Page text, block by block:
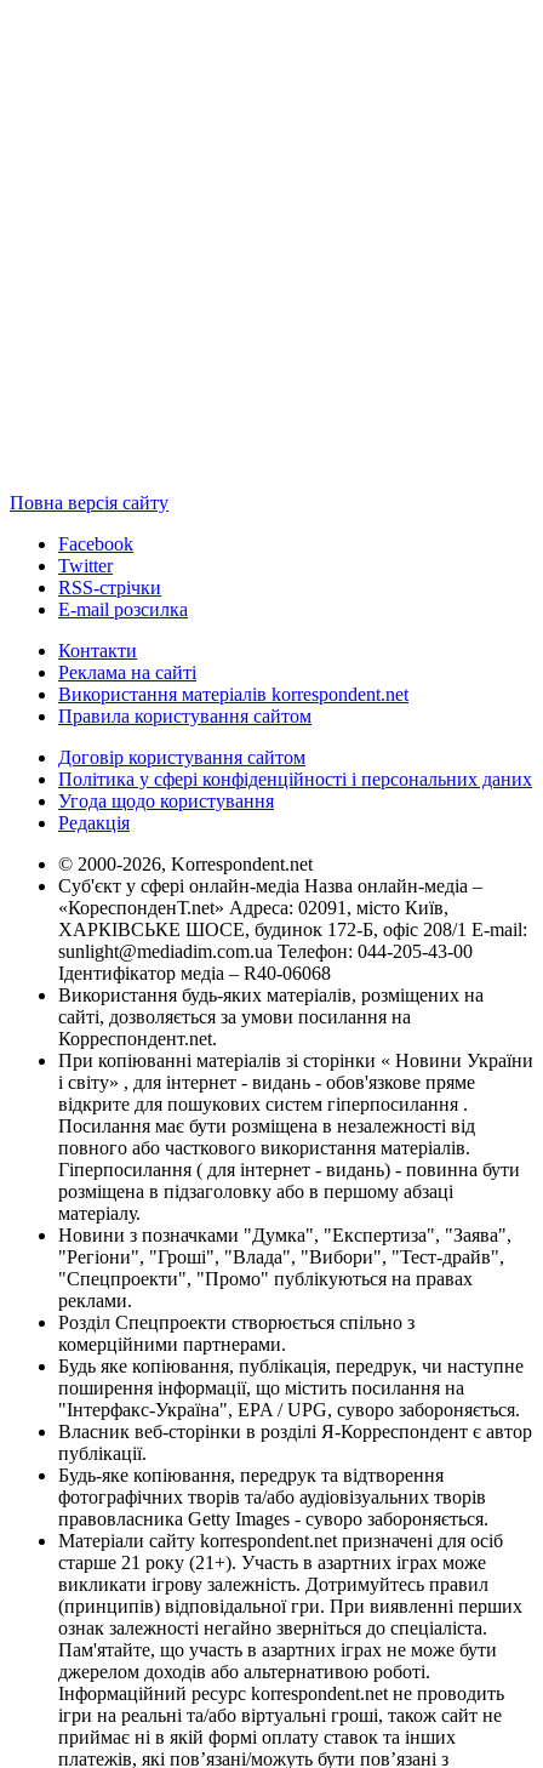
Повна версія сайту
Facebook
Twitter
RSS-стрічки
E-mail розсилка
Контакти
Реклама на сайті
Використання матеріалів korrespondent.net
Правила користування сайтом
Договір користування сайтом
Політика у сфері конфіденційності і персональних даних
Угода щодо користування
Редакція
© 2000-2026, Korrespondent.net
Суб'єкт у сфері онлайн-медіа Назва онлайн-медіа –
«КореспонденТ.net» Адреса: 02091, місто Київ,
ХАРКІВСЬКЕ ШОСЕ, будинок 172-Б, офіс 208/1 E-mail:
sunlight@mediadim.com.ua Телефон: 044-205-43-00
Ідентифікатор медіа – R40-06068
Використання будь-яких матеріалів, розміщених на
сайті, дозволяється за умови посилання на
Корреспондент.net.
При копіюванні матеріалів зі сторінки « Новини України
і світу» , для інтернет - видань - обов'язкове пряме
відкрите для пошукових систем гіперпосилання .
Посилання має бути розміщена в незалежності від
повного або часткового використання матеріалів.
Гіперпосилання ( для інтернет - видань) - повинна бути
розміщена в підзаголовку або в першому абзаці
матеріалу.
Новини з позначками "Думка", "Експертиза", "Заява",
"Регіони", "Гроші", "Влада", "Вибори", "Тест-драйв",
"Спецпроекти", "Промо" публікуються на правах
реклами.
Розділ Спецпроекти створюється спільно з
комерційними партнерами.
Будь яке копіювання, публікація, передрук, чи наступне
поширення інформації, що містить посилання на
"Інтерфакс-Україна", EPA / UPG, суворо забороняється.
Власник веб-сторінки в розділі Я-Корреспондент є автор
публікації.
Будь-яке копіювання, передрук та відтворення
фотографічних творів та/або аудіовізуальних творів
правовласника Getty Images - суворо забороняється.
Матеріали сайту korrespondent.net призначені для осіб
старше 21 року (21+). Участь в азартних іграх може
викликати ігрову залежність. Дотримуйтесь правил
(принципів) відповідальної гри. При виявленні перших
ознак залежності негайно зверніться до спеціаліста.
Пам'ятайте, що участь в азартних іграх не може бути
джерелом доходів або альтернативою роботі.
Інформаційний ресурс korrespondent.net не проводить
ігри на реальні та/або віртуальні гроші, також сайт не
приймає ні в якій формі оплату ставок та інших
платежів, які пов’язані/можуть бути пов’язані з